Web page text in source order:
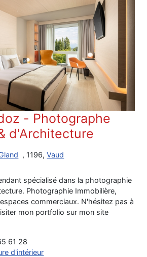
- Photographe
d'Architecture
, 1196,Vaud
spécialisé dans la photographie
Photographie Immobilière,
commerciaux. N'hésitez pas à
mon portfolio sur mon site
61 28
d'intérieur